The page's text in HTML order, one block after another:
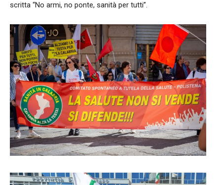
scritta “No armi, no ponte, sanità per tutti”.